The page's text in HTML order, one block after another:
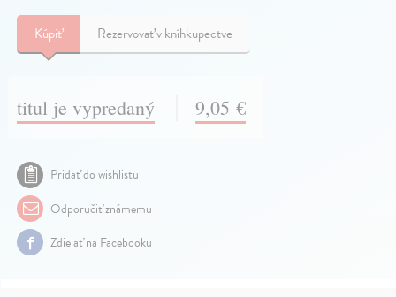
Kúpiť Rezervovať v kníhkupectve
titul je vypredaný 9,05 €
Pridať do wishlistu
Odporučiť známemu
Zdielať na Facebooku